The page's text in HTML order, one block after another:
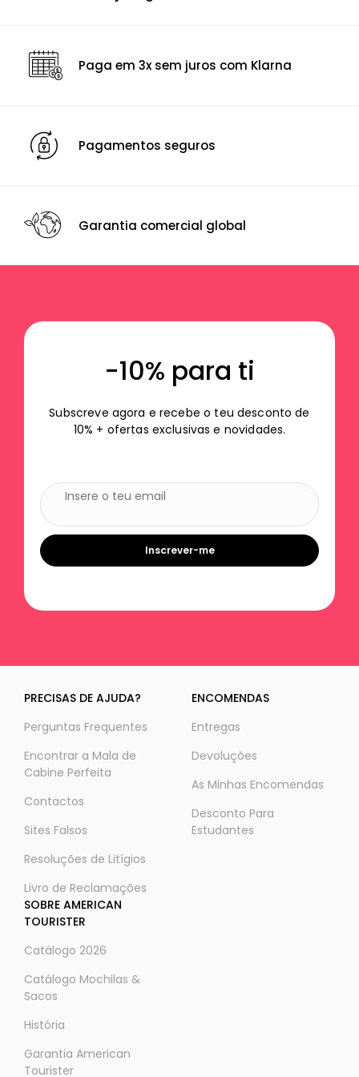
De acordo com as recomendações da IATA, podes levá-la
contigo a bordo do avião. Com as medidas adequadas
para a Ryanair, Vueling, Transavia, Wizz Air e easyJet.
Pega | Asa
Pega superior e lateral ergonómicas, para maior
INTERIOR
Bolso | Telemóvel
Forrado, com fecho de correr e com pressintas elásticas
seguros durante as viagens
27.7cm | 10.5"
Compartimento | Tablet
Compartimento | Portátil
Cintas Ajustáveis
Paga em 3x sem juros com Klarna
Pagamentos seguros
Garantia comercial global
-10% para ti
Subscreve agora e recebe o teu desconto de
10% + ofertas exclusivas e novidades.
Inscrever-me
PRECISAS DE AJUDA?
Perguntas Frequentes
Encontrar a Mala de
Cabine Perfeita
Contactos
Sites Falsos
Resoluções de Litígios
Livro de Reclamações
ENCOMENDAS
Entregas
Devoluções
As Minhas Encomendas
Desconto Para
Estudantes
SOBRE AMERICAN
TOURISTER
Catálogo 2026
Catálogo Mochilas &
Sacos
História
Garantia American
Tourister